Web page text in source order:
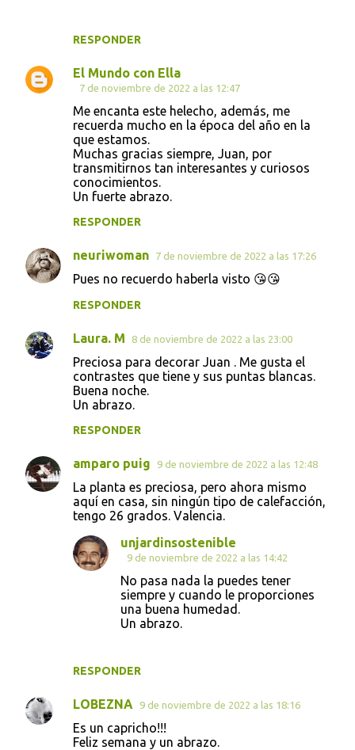
RESPONDER
El Mundo con Ella
7 de noviembre de 2022 a las 12:47
Me encanta este helecho, además, me
recuerda mucho en la época del año en la
que estamos.
Muchas gracias siempre, Juan, por
transmitirnos tan interesantes y curiosos
conocimientos.
Un fuerte abrazo.
RESPONDER
neuriwoman 7 de noviembre de 2022 a las 17:26
Pues no recuerdo haberla visto 😘😘
RESPONDER
Laura. M 8 de noviembre de 2022 a las 23:00
Preciosa para decorar Juan . Me gusta el
contrastes que tiene y sus puntas blancas.
Buena noche.
Un abrazo.
RESPONDER
amparo puig 9 de noviembre de 2022 a las 12:48
La planta es preciosa, pero ahora mismo
aquí en casa, sin ningún tipo de calefacción,
tengo 26 grados. Valencia.
RESPONDER
unjardinsostenible
9 de noviembre de 2022 a las 14:42
No pasa nada la puedes tener
siempre y cuando le proporciones
una buena humedad.
Un abrazo.
LOBEZNA 9 de noviembre de 2022 a las 18:16
Es un capricho!!!
Feliz semana y un abrazo.